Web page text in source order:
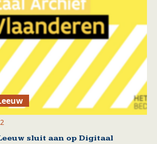
sluit aan op Digitaal